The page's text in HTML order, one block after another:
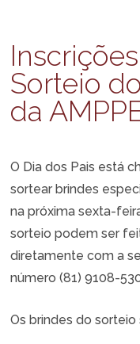
Sorteio
da
O Dia dos Pais está
sortear brindes
na próxima sexta-
sorteio podem ser
diretamente com a
número (81) 9108-
Os brindes do sorteio